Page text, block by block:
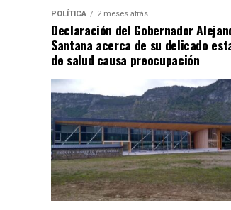
POLÍTICA 2 meses atrás
Declaración del Gobernador
Santana acerca de su delicado
de salud causa preocupación